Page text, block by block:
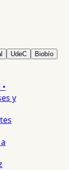
UdeC Biobío
y